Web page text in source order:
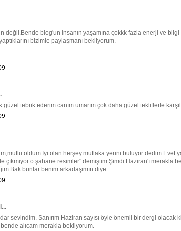
değil.Bende blog'un insanın yaşamına çokkk fazla enerji ve bilgi
bizimle paylaşmanı bekliyorum.
tebrik ederim canım umarım çok daha güzel tekliflerle
oldum.İyi olan herşey mutlaka yerini buluyor dedim.Evet
çıkmıyor o şahane resimler" demiştim.Şimdi Haziran'ı merakla
bunlar benim arkadaşımın diye ...
sevindim. Sanırım Haziran sayısı öyle önemli bir dergi
alıcam merakla bekliyorum.